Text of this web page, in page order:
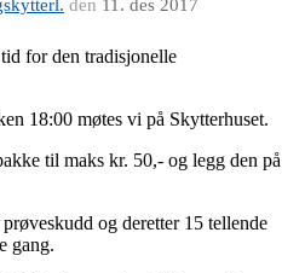
den 11. des 2017
for den tradisjonelle
18:00 møtes vi på Skytterhuset.
til maks kr. 50,- og legg den på
og deretter 15 tellende
gang.